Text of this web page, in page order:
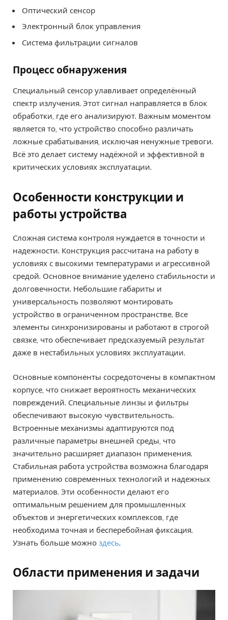
Оптический сенсор
Электронный блок управления
Система фильтрации сигналов
Процесс обнаружения
Специальный сенсор улавливает определённый
спектр излучения. Этот сигнал направляется в блок
обработки, где его анализируют. Важным моментом
является то, что устройство способно различать
ложные срабатывания, исключая ненужные тревоги.
Всё это делает систему надёжной и эффективной в
критических условиях эксплуатации.
Особенности конструкции и
работы устройства
Сложная система контроля нуждается в точности и
надежности. Конструкция рассчитана на работу в
условиях с высокими температурами и агрессивной
средой. Основное внимание уделено стабильности и
долговечности. Небольшие габариты и
универсальность позволяют монтировать
устройство в ограниченном пространстве. Все
элементы синхронизированы и работают в строгой
связке, что обеспечивает предсказуемый результат
даже в нестабильных условиях эксплуатации.
Основные компоненты сосредоточены в компактном
корпусе, что снижает вероятность механических
повреждений. Специальные линзы и фильтры
обеспечивают высокую чувствительность.
Встроенные механизмы адаптируются под
различные параметры внешней среды, что
значительно расширяет диапазон применения.
Стабильная работа устройства возможна благодаря
применению современных технологий и надежных
материалов. Эти особенности делают его
оптимальным решением для промышленных
объектов и энергетических комплексов, где
необходима точная и бесперебойная фиксация.
Узнать больше можно здесь.
Области применения и задачи